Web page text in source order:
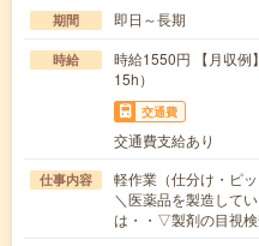
期間 即日～長期
時給
時給1550円 【月収例
15h）
交通費
交通費支給あり
仕事内容
軽作業（仕分け・ピ
＼医薬品を製造して
は・・▽製剤の目視